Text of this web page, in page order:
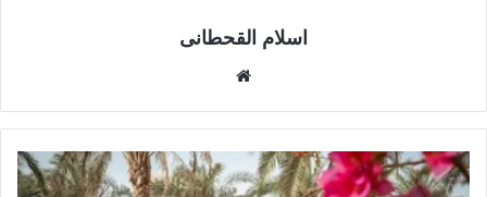
اسلام القحطانى
ق
ع
ا